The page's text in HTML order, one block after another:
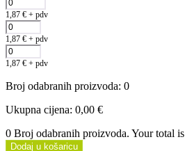
1,87 € + pdv
1,87 € + pdv
1,87 € + pdv
Broj odabranih proizvoda: 0
Ukupna cijena: 0,00 €
0 Broj odabranih proizvoda. Your total is
Dodaj u košaricu